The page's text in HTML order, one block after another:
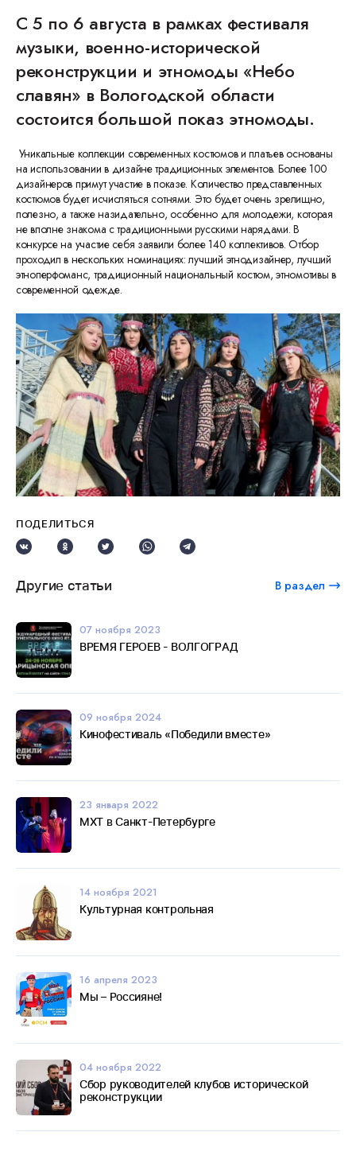
С 5 по 6 августа в рамках фестиваля
музыки, военно-исторической
реконструкции и этномоды «Небо
славян» в Вологодской области
состоится большой показ этномоды.
Уникальные коллекции современных костюмов и платьев основаны
на использовании в дизайне традиционных элементов. Более 100
дизайнеров примут участие в показе. Количество представленных
костюмов будет исчисляться сотнями. Это будет очень зрелищно,
полезно, а также назидательно, особенно для молодежи, которая
не вполне знакома с традиционными русскими нарядами. В
конкурсе на участие себя заявили более 140 коллективов. Отбор
проходил в нескольких номинациях: лучший этнодизайнер, лучший
этноперфоманс, традиционный национальный костюм, этномотивы в
современной одежде.
ПОДЕЛИТЬСЯ
Другие статьи В раздел
07 ноября 2023
ВРЕМЯ ГЕРОЕВ - ВОЛГОГРАД
09 ноября 2024
Кинофестиваль «Победили вместе»
23 января 2022
МХТ в Санкт-Петербурге
14 ноября 2021
Культурная контрольная
16 апреля 2023
Мы – Россияне!
04 ноября 2022
Сбор руководителей клубов исторической
реконструкции